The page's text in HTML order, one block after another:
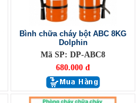
Bình chữa cháy bột ABC 8KG
Dolphin
Mã SP: DP-ABC8
680.000 đ